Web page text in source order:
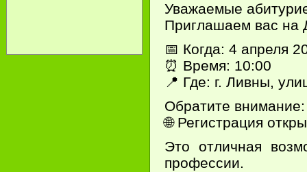
Уважаемые
Приглашаем вас на
📅 Когда: 4 апреля
⏰️ Время: 10:00
📍 Где: г. Ливны,
Обратите внимание:
🌐 Регистрация
Это отличная
профессии.